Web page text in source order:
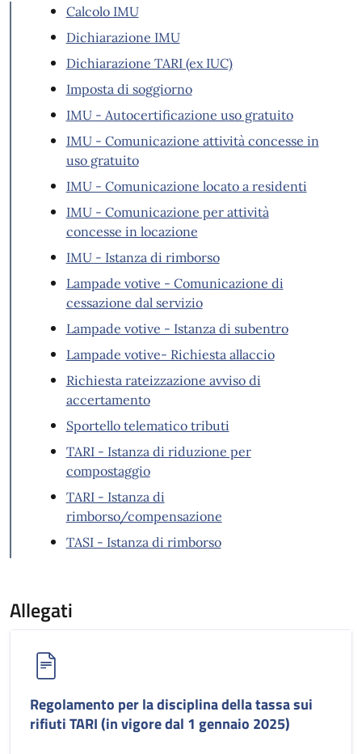
Calcolo IMU
Dichiarazione IMU
Dichiarazione TARI (ex IUC)
Imposta di soggiorno
IMU - Autocertificazione uso gratuito
IMU - Comunicazione attività concesse in
uso gratuito
IMU - Comunicazione locato a residenti
IMU - Comunicazione per attività
concesse in locazione
IMU - Istanza di rimborso
Lampade votive - Comunicazione di
cessazione dal servizio
Lampade votive - Istanza di subentro
Lampade votive- Richiesta allaccio
Richiesta rateizzazione avviso di
accertamento
Sportello telematico tributi
TARI - Istanza di riduzione per
compostaggio
TARI - Istanza di
rimborso/compensazione
TASI - Istanza di rimborso
Allegati
Regolamento per la disciplina della tassa sui
rifiuti TARI (in vigore dal 1 gennaio 2025)